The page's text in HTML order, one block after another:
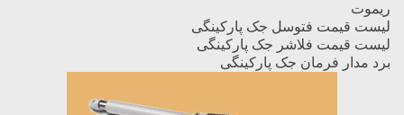
ریموت
لیست قیمت فتوسل جک پارکینگی
لیست قیمت فلاشر جک پارکینگی
برد مدار فرمان جک پارکینگی